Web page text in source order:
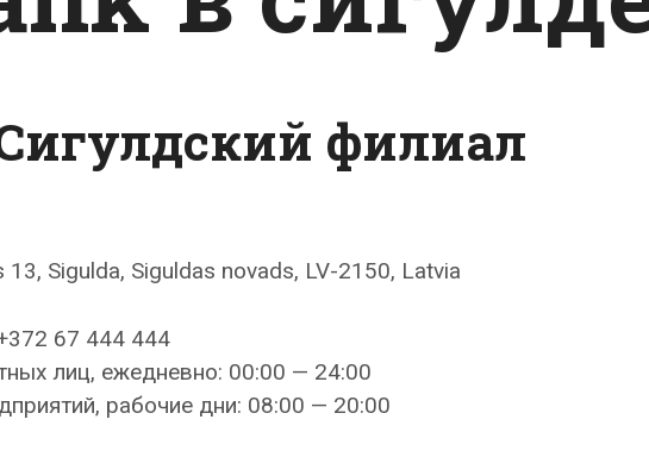
филиал
13, Sigulda, Siguldas novads, LV-2150, Latvia
67 444 444
лиц, ежедневно: 00:00 — 24:00
рабочие дни: 08:00 — 20:00